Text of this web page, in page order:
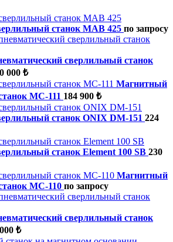
станок MAB 425 по запросу
сверлильный станок
000 ₺
Магнитный
МС-111 184 900 ₺
станок ONIX DM-151 224
станок Element 100 SB 230
Магнитный
МС-110 по запросу
сверлильный станок
₺